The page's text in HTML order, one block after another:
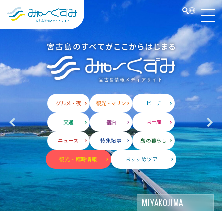
日本語
English
中文 (台灣)
한국어
検索
グルメ・夜 観光・マリン ビーチ
交通 宿泊 お土産
ニュース 特集記事 島の暮らし
観光・臨時情報 おすすめツアー
MIYAKOJIMA